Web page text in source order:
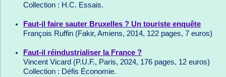
Collection : H.C. Essais.
Faut-il faire sauter Bruxelles ? Un touriste enquête
François Ruffin (Fakir, Amiens, 2014, 122 pages, 7 euros)
Faut-il réindustrialiser la France ?
Vincent Vicard (P.U.F., Paris, 2024, 176 pages, 12 euros)
Collection : Défis Économie.